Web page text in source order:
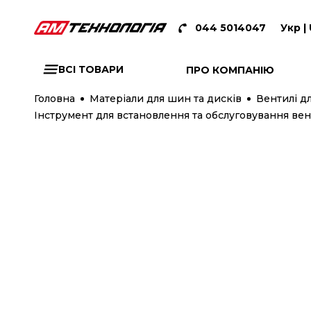
044 5014047 Укр |
ВСІ ТОВАРИ ПРО КОМПАНІЮ
Головна Матеріали для шин та дисків
Вентилі
Інструмент для встановлення та обслуговування